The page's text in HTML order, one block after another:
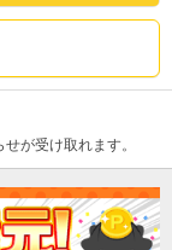
が受け取れます。